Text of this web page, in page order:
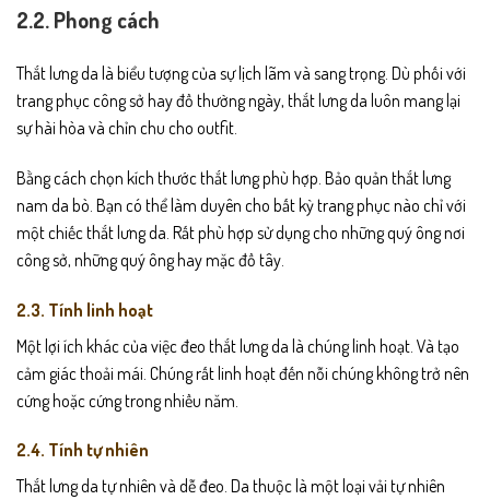
2.2. Phong cách
Thắt lưng da là biểu tượng của sự lịch lãm và sang trọng. Dù phối với
trang phục công sở hay đồ thường ngày, thắt lưng da luôn mang lại
sự hài hòa và chỉn chu cho outfit.
Bằng cách chọn kích thước thắt lưng phù hợp. Bảo quản thắt lưng
nam da bò. Bạn có thể làm duyên cho bất kỳ trang phục nào chỉ với
một chiếc thắt lưng da. Rất phù hợp sử dụng cho những quý ông nơi
công sở, những quý ông hay mặc đồ tây.
2.3. Tính linh hoạt
Một lợi ích khác của việc đeo thắt lưng da là chúng linh hoạt. Và tạo
cảm giác thoải mái. Chúng rất linh hoạt đến nỗi chúng không trở nên
cứng hoặc cứng trong nhiều năm.
2.4. Tính tự nhiên
Thắt lưng da tự nhiên và dễ đeo. Da thuộc là một loại vải tự nhiên